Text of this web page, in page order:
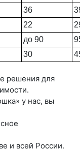
36
22
до 90
30
решения для
у нас, вы
и всей России.